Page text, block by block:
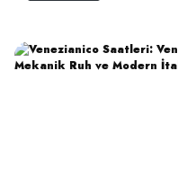
markanın macera,
kronograf kültürü ve